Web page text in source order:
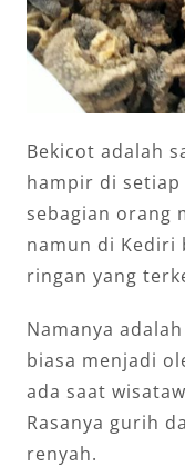
Bekicot adalah
hampir di setiap
sebagian orang
namun di Kediri
ringan yang
Namanya
biasa menjadi
ada saat
Rasanya gurih
renyah.